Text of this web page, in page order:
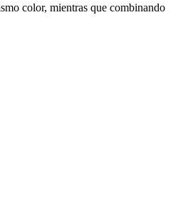
color, mientras que combinando